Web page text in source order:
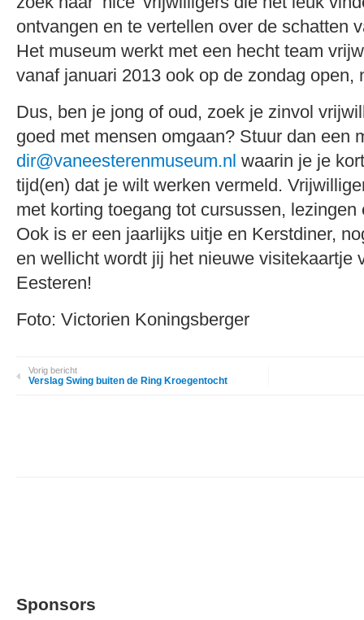
ontvangen en te vertellen over de schatten
Het museum werkt met een hecht team
vanaf januari 2013 ook op de zondag open,
Dus, ben je jong of oud, zoek je zinvol
goed met mensen omgaan? Stuur dan een
dir@vaneesterenmuseum.nl waarin je je
tijd(en) dat je wilt werken vermeld.
met korting toegang tot cursussen, lezingen
Ook is er een jaarlijks uitje en Kerstdiner,
en wellicht wordt jij het nieuwe visitekaartje
Eesteren!
Foto: Victorien Koningsberger
Vorig bericht
Verslag Swing buiten de Ring Kroegentocht
Sponsors